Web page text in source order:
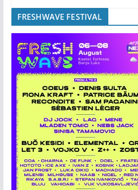
FRESHWAVE FESTIVAL